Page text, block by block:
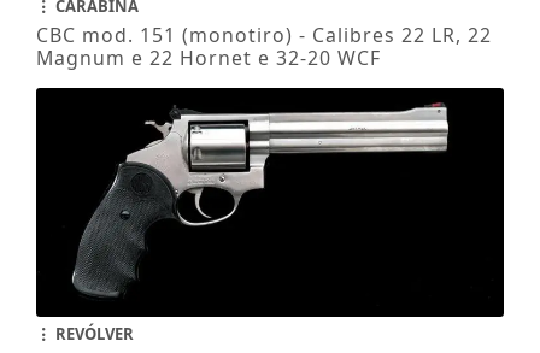
CARABINA
CBC mod. 151 (monotiro) - Calibres 22 LR, 22
Magnum e 22 Hornet e 32-20 WCF
REVÓLVER